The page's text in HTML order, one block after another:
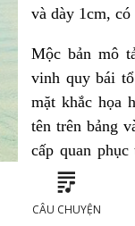
và dày 1cm,
Mộc bản mô
vinh quy bái
mặt khắc họa
tên trên bảng
cấp quan
biển, áo, mũ
tùng hộ tống
CÂU CHUYỆN